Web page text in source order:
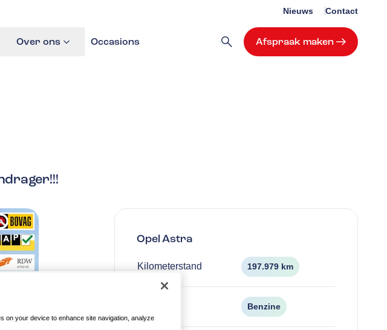
Nieuws Contact
Over ons Occasions Afspraak maken
OpelAstra
Kilometerstand 197.979 km
Benzine
on your device to enhance site navigation, analyze